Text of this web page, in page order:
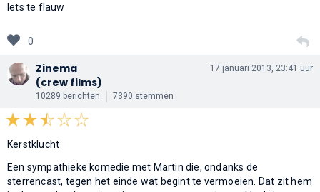
Iets te flauw
0
Zinema
(crew films)
10289 berichten 7390 stemmen
17 januari 2013, 23:41 uur
Kerstklucht
Een sympathieke komedie met Martin die, ondanks de
sterrencast, tegen het einde wat begint te vermoeien. Dat zit hem